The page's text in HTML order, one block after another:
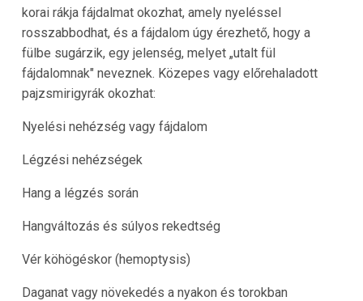
korai rákja fájdalmat okozhat, amely nyeléssel
rosszabbodhat, és a fájdalom úgy érezhető, hogy a
fülbe sugárzik, egy jelenség, melyet „utalt fül
fájdalomnak" neveznek. Közepes vagy előrehaladott
pajzsmirigyrák okozhat:
Nyelési nehézség vagy fájdalom
Légzési nehézségek
Hang a légzés során
Hangváltozás és súlyos rekedtség
Vér köhögéskor (hemoptysis)
Daganat vagy növekedés a nyakon és torokban